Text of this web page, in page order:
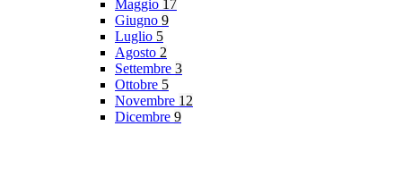
Maggio 17
Giugno 9
Luglio 5
Agosto 2
Settembre 3
Ottobre 5
Novembre 12
Dicembre 9